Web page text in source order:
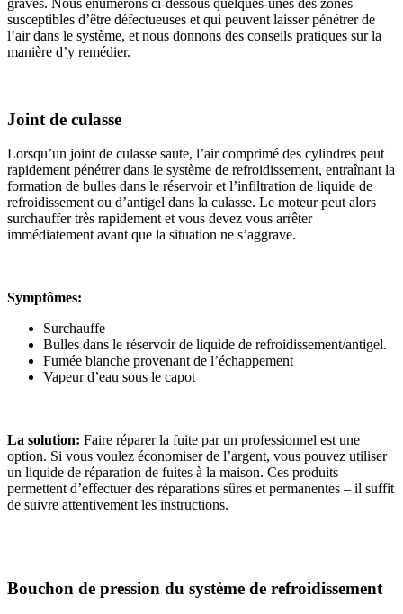
susceptibles d’être défectueuses et qui peuvent laisser pénétrer de
l’air dans le système, et nous donnons des conseils pratiques sur la
manière d’y remédier.
Joint de culasse
Lorsqu’un joint de culasse saute, l’air comprimé des cylindres peut
rapidement pénétrer dans le système de refroidissement, entraînant la
formation de bulles dans le réservoir et l’infiltration de liquide de
refroidissement ou d’antigel dans la culasse. Le moteur peut alors
surchauffer très rapidement et vous devez vous arrêter
immédiatement avant que la situation ne s’aggrave.
Symptômes:
Surchauffe
Bulles dans le réservoir de liquide de refroidissement/antigel.
Fumée blanche provenant de l’échappement
Vapeur d’eau sous le capot
La solution: Faire réparer la fuite par un professionnel est une
option. Si vous voulez économiser de l’argent, vous pouvez utiliser
un liquide de réparation de fuites à la maison. Ces produits
permettent d’effectuer des réparations sûres et permanentes – il suffit
de suivre attentivement les instructions.
Bouchon de pression du système de refroidissement